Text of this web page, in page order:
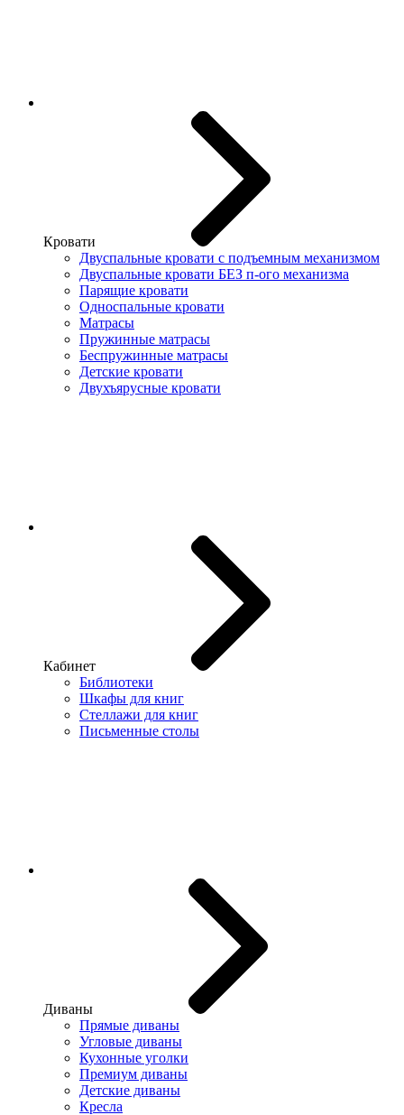
Кровати
Двуспальные кровати с подъемным механизмом
Двуспальные кровати БЕЗ п-ого механизма
Парящие кровати
Односпальные кровати
Матрасы
Пружинные матрасы
Беспружинные матрасы
Детские кровати
Двухъярусные кровати
Кабинет
Библиотеки
Шкафы для книг
Стеллажи для книг
Письменные столы
Диваны
Прямые диваны
Угловые диваны
Кухонные уголки
Премиум диваны
Детские диваны
Кресла